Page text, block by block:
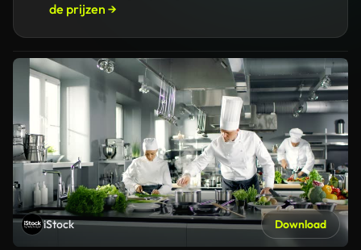
de prijzen →
iStock Download